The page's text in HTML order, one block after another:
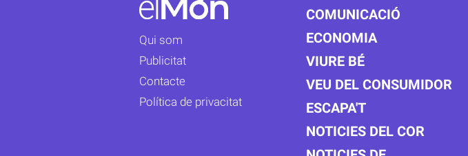
Qui som
Publicitat
Contacte
Política de privacitat
COMUNICACIÓ
ECONOMIA
VIURE BÉ
VEU DEL CONSUMIDOR
ESCAPA'T
NOTICIES DEL COR